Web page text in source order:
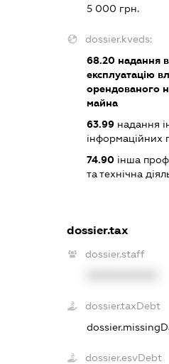
5 000 грн.
dossier.kveds:
68.20надання
експлуатацію
орендованого
майна
63.99надання
інформаційних
74.90інша
та технічна
dossier.tax
dossier.staff
dossier.taxDebt
dossier.esvDebt